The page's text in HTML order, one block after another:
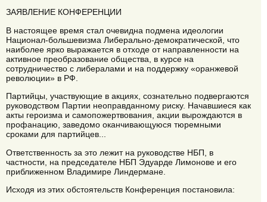
ЗАЯВЛЕНИЕ КОНФЕРЕНЦИИ
В настоящее время стал очевидна подмена идеологии
Национал-большевизма Либерально-демократической, что
наиболее ярко выражается в отходе от направленности на
активное преобразование общества, в курсе на
сотрудничество с либералами и на поддержку «оранжевой
революции» в РФ.
Партийцы, участвующие в акциях, сознательно подвергаются
руководством Партии неоправданному риску. Начавшиеся как
акты героизма и самопожертвования, акции вырождаются в
профанацию, заведомо оканчивающуюся тюремными
сроками для партийцев...
Ответственность за это лежит на руководстве НБП, в
частности, на председателе НБП Эдуарде Лимонове и его
приближенном Владимире Линдермане.
Исходя из этих обстоятельств Конференция постановила: